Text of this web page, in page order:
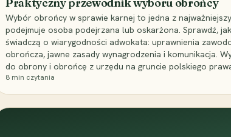
Praktyczny przewodnik wyboru obrońcy
Wybór obrońcy w sprawie karnej to jedna z
podejmuje osoba podejrzana lub oskarżona. Sprawdź,
świadczą o wiarygodności adwokata: uprawnienia
obrończa, jawne zasady wynagrodzenia i komunikacja.
do obrony i obrońcę z urzędu na gruncie polskiego
8 min czytania